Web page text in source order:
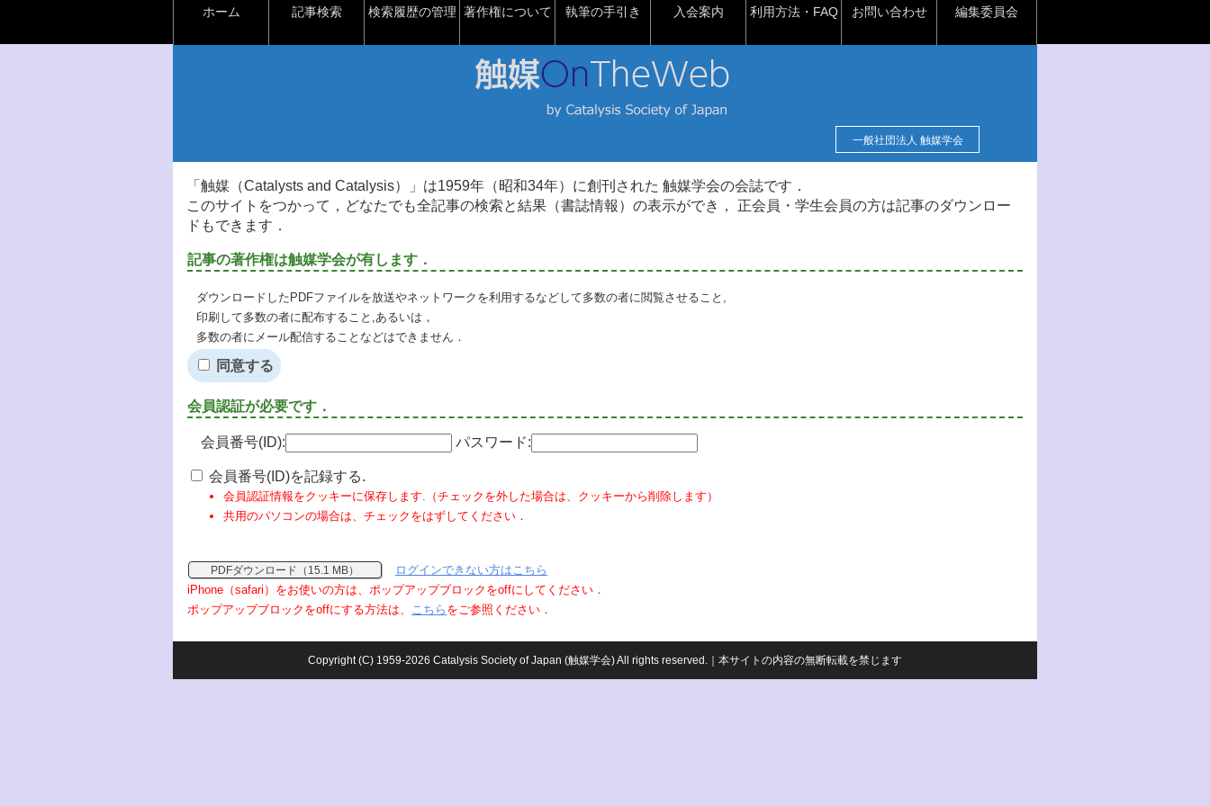
ホーム 記事検索 検索履歴の管理 著作権について 執筆の手引き 入会案内 利用方法・FAQ お問い合わせ 編集委員会
一般社団法人 触媒学会
「触媒（Catalysts and Catalysis）」は1959年（昭和34年）に創刊された 触媒学会の会誌です．
このサイトをつかって，どなたでも全記事の検索と結果（書誌情報）の表示ができ， 正会員・学生会員の方は記事のダウンロー
ドもできます．
記事の著作権は触媒学会が有します．
ダウンロードしたPDFファイルを放送やネットワークを利用するなどして多数の者に閲覧させること,
印刷して多数の者に配布すること,あるいは，
多数の者にメール配信することなどはできません．
同意する
会員認証が必要です．
会員番号(ID): パスワード:
会員番号(ID)を記録する.
会員認証情報をクッキーに保存します.（チェックを外した場合は、クッキーから削除します）
共用のパソコンの場合は、チェックをはずしてください．
PDFダウンロード（15.1 MB）
ログインできない方はこちら
iPhone（safari）をお使いの方は、ポップアップブロックをoffにしてください．
ポップアップブロックをoffにする方法は、 こちら をご参照ください．
Copyright (C) 1959-2026 Catalysis Society of Japan (触媒学会) All rights reserved.｜本サイトの内容の無断転載を禁じます